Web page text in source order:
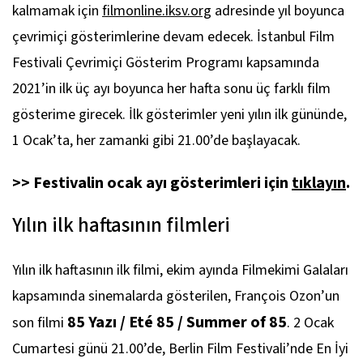
kalmamak için filmonline.iksv.org adresinde yıl boyunca
çevrimiçi gösterimlerine devam edecek. İstanbul Film
Festivali Çevrimiçi Gösterim Programı kapsamında
2021’in ilk üç ayı boyunca her hafta sonu üç farklı film
gösterime girecek. İlk gösterimler yeni yılın ilk gününde,
1 Ocak’ta, her zamanki gibi 21.00’de başlayacak.
>> Festivalin ocak ayı gösterimleri içintıklayın.
Yılın ilk haftasının filmleri
Yılın ilk haftasının ilk filmi, ekim ayında Filmekimi Galaları
kapsamında sinemalarda gösterilen, François Ozon’un
son filmi 85 Yazı / Eté 85 / Summer of 85. 2 Ocak
Cumartesi günü 21.00’de, Berlin Film Festivali’nde En İyi